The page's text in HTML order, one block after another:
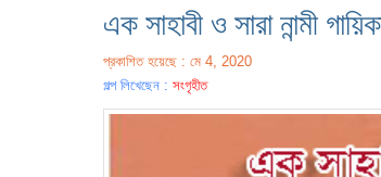
এক সাহাবী ও সারা নান্মী
প্রকাশিত হয়েছে : মে 4, 2020
গল্প লিখেছেন : সংগৃহীত